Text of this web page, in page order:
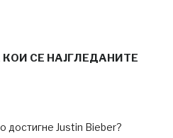
СЕ НАЈГЛЕДАНИТЕ
достигне Justin Bieber?